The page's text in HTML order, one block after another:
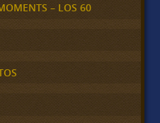
– LOS 60